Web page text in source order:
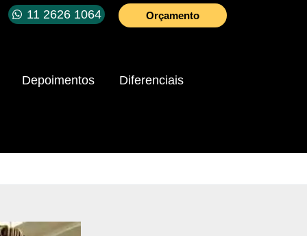
11 2626 1064 Orçamento
Depoimentos
Diferenciais